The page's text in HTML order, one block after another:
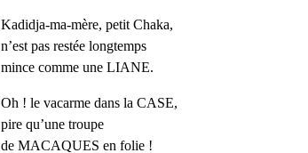
Kadidja-ma-mère, petit Chaka,
n’est pas restée longtemps
mince comme une LIANE.
Oh ! le vacarme dans la CASE,
pire qu’une troupe
de MACAQUES en folie !